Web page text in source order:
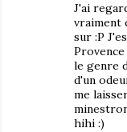
J'ai
vraiment
sur :P
le genre
d'un
me
hihi :)